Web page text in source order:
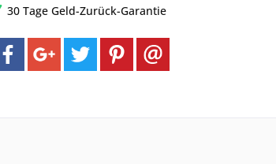
30 Tage Geld-Zurück-Garantie